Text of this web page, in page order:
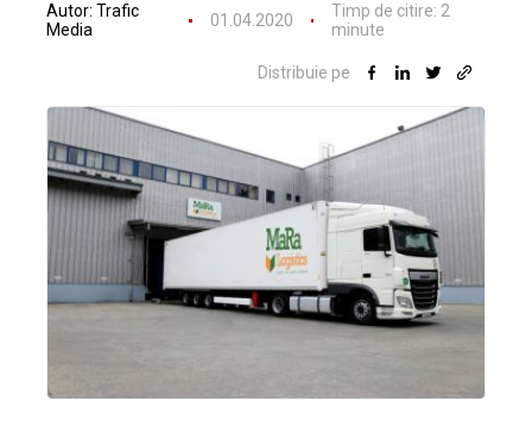
Autor: Trafic
Media
01.04.2020 Timp de citire: 2
minute
Distribuie pe